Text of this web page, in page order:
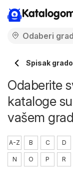
Spisak
Odaberite
kataloge
vašem
A-Z B C D
N O P R